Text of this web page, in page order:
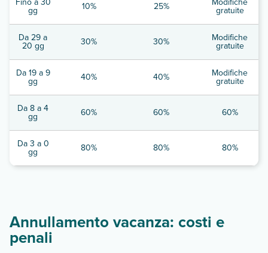
gg 10% 25% gratuite
Da 29 a
20 gg 30% 30% Modifiche
gratuite
Da 19 a 9
gg 40% 40% Modifiche
gratuite
Da 8 a 4
gg 60% 60% 60%
Da 3 a 0
gg 80% 80% 80%
Annullamento vacanza: costi e
penali